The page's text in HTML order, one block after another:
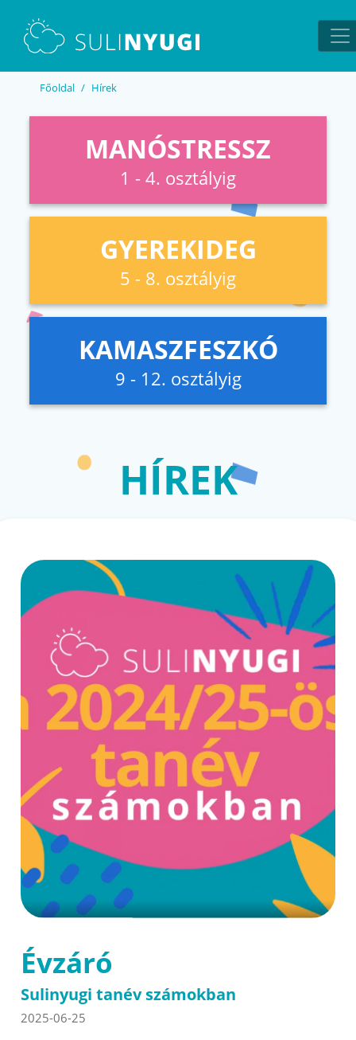
Főoldal Hírek
MANÓSTRESSZ
1 - 4. osztályig
GYEREKIDEG
5 - 8. osztályig
KAMASZFESZKÓ
9 - 12. osztályig
HÍREK
Évzáró
Sulinyugi tanév számokban
2025-06-25